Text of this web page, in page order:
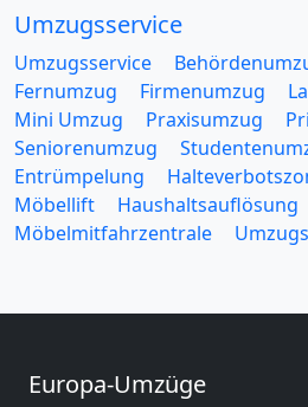
Umzugsservice
Umzugsservice
Fernumzug
Firmenumzug
Mini Umzug
Praxisumzug
Seniorenumzug
Entrümpelung
Möbellift
Haushaltsauflösung
Möbelmitfahrzentrale
Europa-Umzüge